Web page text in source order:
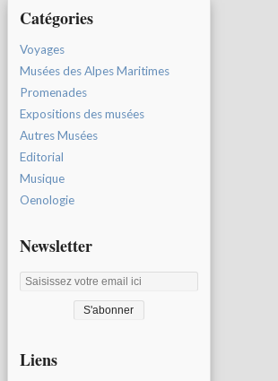
Catégories
Voyages
Musées des Alpes Maritimes
Promenades
Expositions des musées
Autres Musées
Editorial
Musique
Oenologie
Newsletter
Liens